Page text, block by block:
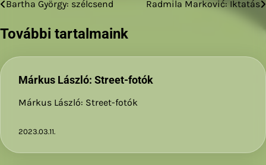
Bejegyzés
navigáció
Bartha György: szélcsend Radmila Marković: Iktatás
További tartalmaink
Márkus László: Street-fotók
Márkus László: Street-fotók
2023.03.11.